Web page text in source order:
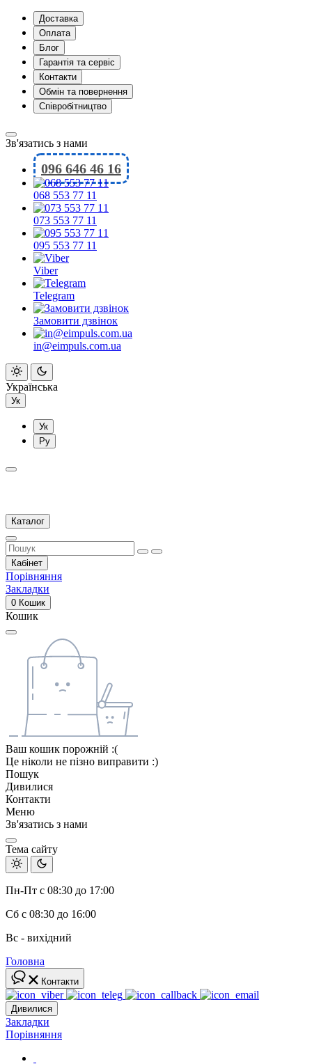
Доставка
Оплата
Блог
Гарантія та сервіс
Контакти
Обмін та повернення
Співробітництво
Зв'язатись з нами
096 646 46 16
068 553 77 11
073 553 77 11
095 553 77 11
Viber
Telegram
Замовити дзвінок
in@eimpuls.com.ua
Українська
Ук
Ук
Ру
Каталог
Кабінет
Порівняння
Закладки
0 Кошик
Кошик
Ваш кошик порожній :(
Це ніколи не пізно виправити :)
Пошук
Дивилися
Контакти
Меню
Зв'язатись з нами
Тема сайту
Пн-Пт с 08:30 до 17:00
Сб с 08:30 до 16:00
Вс - вихідний
Головна
Контакти
Дивилися
Закладки
Порівняння